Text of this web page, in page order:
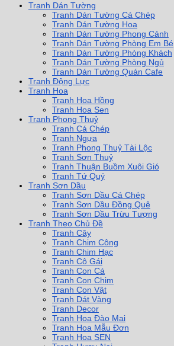
Tranh Dán Tường
Tranh Dán Tường Cá Chép
Tranh Dán Tường Hoa
Tranh Dán Tường Phong Cảnh
Tranh Dán Tường Phòng Em Bé
Tranh Dán Tường Phòng Khách
Tranh Dán Tường Phòng Ngủ
Tranh Dán Tường Quán Cafe
Tranh Động Lực
Tranh Hoa
Tranh Hoa Hồng
Tranh Hoa Sen
Tranh Phong Thuỷ
Tranh Cá Chép
Tranh Ngựa
Tranh Phong Thuỷ Tài Lộc
Tranh Sơn Thuỷ
Tranh Thuận Buồm Xuôi Gió
Tranh Tứ Quý
Tranh Sơn Dầu
Tranh Sơn Dầu Cá Chép
Tranh Sơn Dầu Đồng Quê
Tranh Sơn Dầu Trừu Tượng
Tranh Theo Chủ Đề
Tranh Cây
Tranh Chim Công
Tranh Chim Hạc
Tranh Cô Gái
Tranh Con Cá
Tranh Con Chim
Tranh Con Vật
Tranh Dát Vàng
Tranh Decor
Tranh Hoa Đào Mai
Tranh Hoa Mẫu Đơn
Tranh Hoa SEN